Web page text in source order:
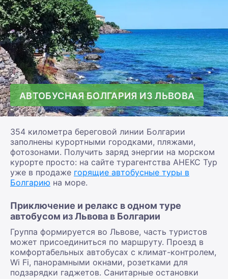
АВТОБУСНАЯ БОЛГАРИЯ ИЗ ЛЬВОВА
354 километра береговой линии Болгарии
заполнены курортными городками, пляжами,
фотозонами. Получить заряд энергии на морском
курорте просто: на сайте турагентства АНЕКС Тур
уже в продаже горящие автобусные туры в
Болгарию на море.
Приключение и релакс в одном туре
автобусом из Львова в Болгарии
Группа формируется во Львове, часть туристов
может присоединиться по маршруту. Проезд в
комфортабельных автобусах с климат-контролем,
Wi Fi, панорамными окнами, розетками для
подзарядки гаджетов. Санитарные остановки